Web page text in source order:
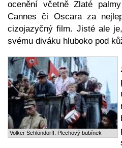
ocenění včetně Zlaté
Cannes či Oscara za
cizojazyčný film. Jisté ale
svému diváku hluboko pod
Volker Schlöndorff: Plechový bubínek